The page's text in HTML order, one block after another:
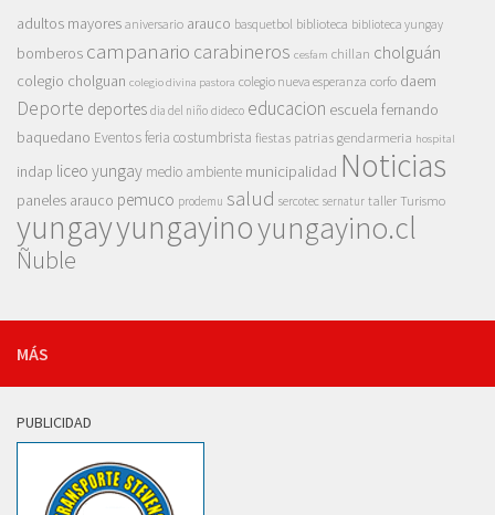
adultos mayores aniversario arauco basquetbol biblioteca biblioteca yungay
bomberos campanario carabineros cesfam chillan cholguán
colegio cholguan colegio divina pastora colegio nueva esperanza corfo daem
Deporte deportes dia del niño dideco educacion escuela fernando
baquedano Eventosferia costumbrista fiestas patrias gendarmeria hospital
indap liceo yungay medio ambiente municipalidad Noticias
paneles arauco pemuco prodemu salud sercotec sernatur taller Turismo
yungayyungayinoyungayino.cl
Ñuble
MÁS
PUBLICIDAD